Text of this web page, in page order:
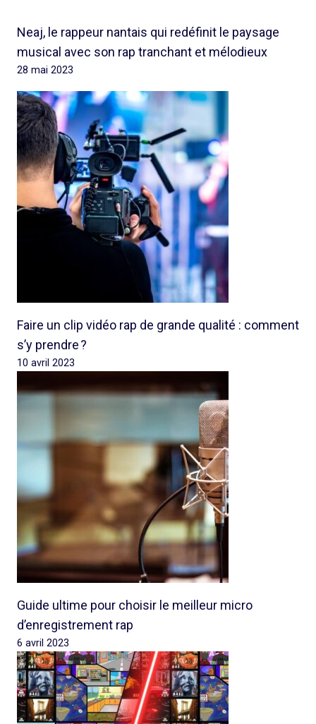
Neaj, le rappeur nantais qui redéfinit le paysage
musical avec son rap tranchant et mélodieux
28 mai 2023
Faire un clip vidéo rap de grande qualité : comment
s’y prendre ?
10 avril 2023
Guide ultime pour choisir le meilleur micro
d’enregistrement rap
6 avril 2023